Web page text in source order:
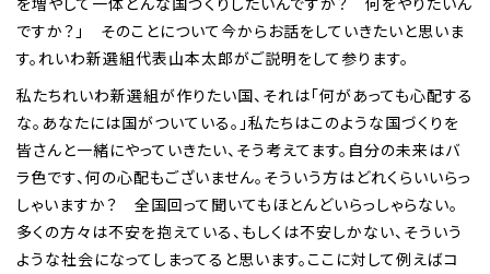
ですか？」 そのことについて今からお話をしていきたいと思いま
す。れいわ新選組代表山本太郎がご説明をして参ります。
私たちれいわ新選組が作りたい国、それは「何があっても心配する
な。あなたには国がついている。」私たちはこのような国づくりを
皆さんと一緒にやっていきたい、そう考えてます。自分の未来はバ
ラ色です、何の心配もございません。そういう方はどれくらいいらっ
しゃいますか？ 全国回って聞いてもほとんどいらっしゃらない。
多くの方々は不安を抱えている、もしくは不安しかない、そういう
ような社会になってしまってると思います。ここに対して例えばコ